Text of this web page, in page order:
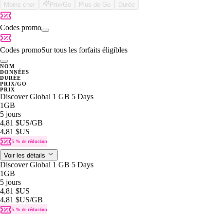
Moins cher Prix/Go Plus de Go Durée
Codes promo
Codes promoSur tous les forfaits éligibles
NOM
DONNÉES
DURÉE
PRIX/GO
PRIX
Discover Global 1 GB 5 Days
1GB
5 jours
4,81 $US/GB
4,81 $US
5 % de réduction
Voir les détails
Discover Global 1 GB 5 Days
1GB
5 jours
4,81 $US
4,81 $US/GB
5 % de réduction